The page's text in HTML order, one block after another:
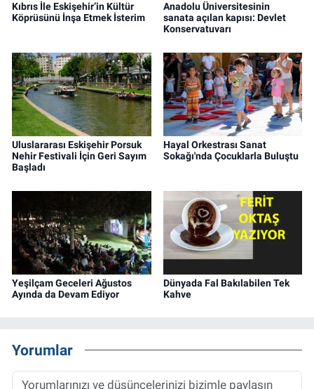
Kıbrıs İle Eskişehir’in Kültür
Köprüsünü İnşa Etmek İsterim
Anadolu Üniversitesinin
sanata açılan kapısı: Devlet
Konservatuvarı
Uluslararası Eskişehir Porsuk
Nehir Festivali İçin Geri Sayım
Başladı
Hayal Orkestrası Sanat
Sokağı'nda Çocuklarla Buluştu
Yeşilçam Geceleri Ağustos
Ayında da Devam Ediyor
Dünyada Fal Bakılabilen Tek
Kahve
Yorumlar